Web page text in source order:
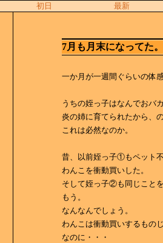
初日 最新
7月も月末になってた。
一か月が一週間ぐらいの体
うちの姪っ子はなんでおバ
炎の姉に育てられたから、
これは必然なのか。
昔、以前姪っ子①もペット
わんこを衝動買いした。
そして姪っ子②も同じこと
もう。
なんなんでしょう。
わんこは衝動買いするもの
なのに・・・